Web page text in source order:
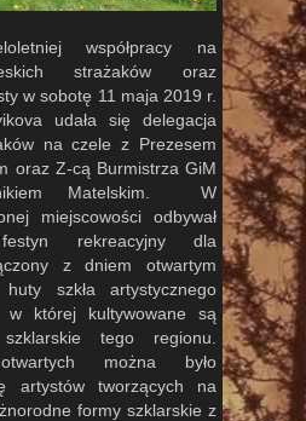
współpracy na
strażaków oraz
w sobotę 11 maja 2019 r.
udała się delegacja
na czele z Prezesem
oraz Z-cą Burmistrza GiM
Matelskim. W
miejscowości odbywał
rekreacyjny dla
z dniem otwartym
huty szkła artystycznego
w której kultywowane są
tego regionu.
można było
artystów tworzących na
formy szklarskie z